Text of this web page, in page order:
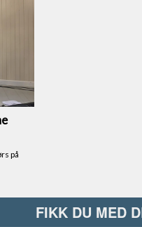
FIKK DU MED